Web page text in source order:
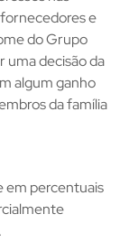
e
do Grupo
uma decisão da
algum ganho
da família
em percentuais